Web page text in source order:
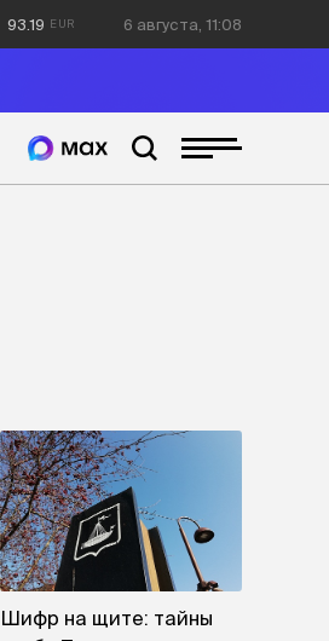
93.19 6 августа, 11:08
Шифр на щите: тайны